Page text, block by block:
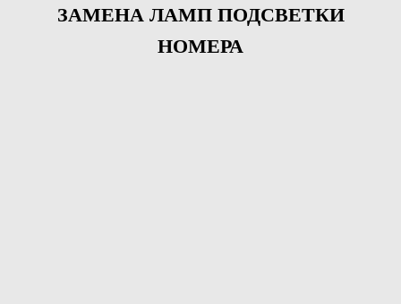
ЗАМЕНА ЛАМП ПОДСВЕТКИ
НОМЕРА